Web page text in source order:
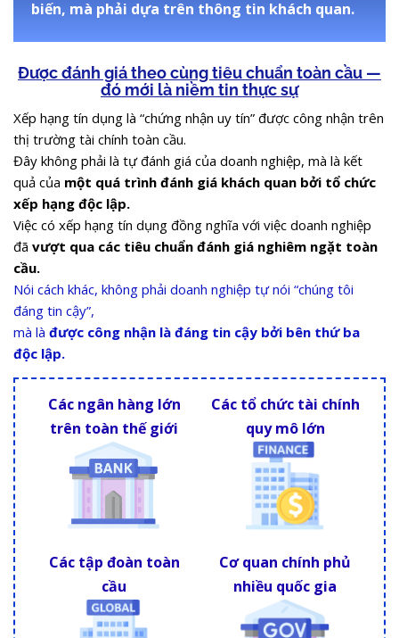
biến, mà phải dựa trên thông tin khách quan.
Được đánh giá theo cùng tiêu chuẩn toàn cầu —
đó mới là niềm tin thực sự
Xếp hạng tín dụng là “chứng nhận uy tín” được công nhận trên
thị trường tài chính toàn cầu.
Đây không phải là tự đánh giá của doanh nghiệp, mà là kết
quả của một quá trình đánh giá khách quan bởi tổ chức
xếp hạng độc lập.
Việc có xếp hạng tín dụng đồng nghĩa với việc doanh nghiệp
đã vượt qua các tiêu chuẩn đánh giá nghiêm ngặt toàn
cầu.
Nói cách khác, không phải doanh nghiệp tự nói “chúng tôi
đáng tin cậy”,
mà là được công nhận là đáng tin cậy bởi bên thứ ba
độc lập.
Các ngân hàng lớn
trên toàn thế giới
Các tổ chức tài chính
quy mô lớn
Các tập đoàn toàn
cầu
Cơ quan chính phủ
nhiều quốc gia